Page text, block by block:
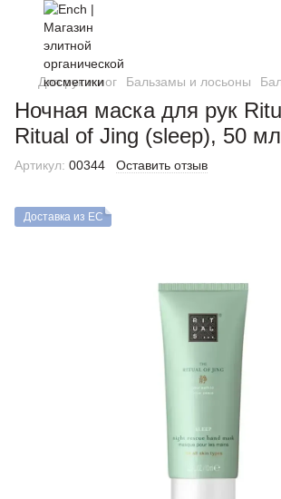
Для рук и ног Бальзамы и лосьоны
Ночная маска для рук
Ritual of Jing (sleep), 50
Артикул: 00344 Оставить отзыв
Доставка из ЕС